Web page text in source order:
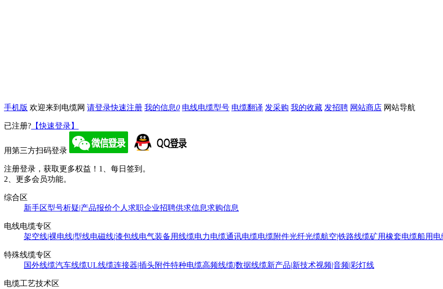
手机版 欢迎来到电缆网 请登录快速注册 我的信息0 电线电缆型号 电缆翻译 发采购 我的收藏 发招聘 网站商店 网站导航
已注册? 【快速登录】
用第三方扫码登录
注册登录，获取更多权益！ 1、每日签到。
2、更多会员功能。
综合区
新手区型号析疑|产品报价个人求职企业招聘供求信息求购信息
电线电缆专区
架空线|裸电线|型线电磁线|漆包线电气装备用线缆电力电缆通讯电缆电缆附件光纤光缆航空|铁路线缆矿用橡套电缆船用电
特殊线缆专区
国外线缆汽车线缆UL线缆连接器|插头附件特种电缆高频线缆|数据线缆新产品|新技术视频|音频|彩灯线
电缆工艺技术区